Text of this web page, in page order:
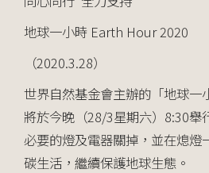
地球一小時 Earth Hour 2020
（2020.3.28）
世界自然基金會主辦的「地球一
將於今晚（28/3星期六） 8:30舉
必要的燈及電器關掉，並在熄燈
碳生活，繼續保護地球生態。